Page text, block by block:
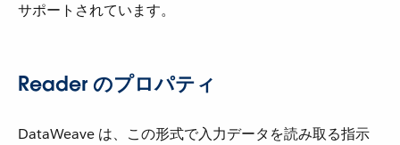
サポートされています。
Reader のプロパティ
DataWeave は、この形式で入力データを読み取る指示